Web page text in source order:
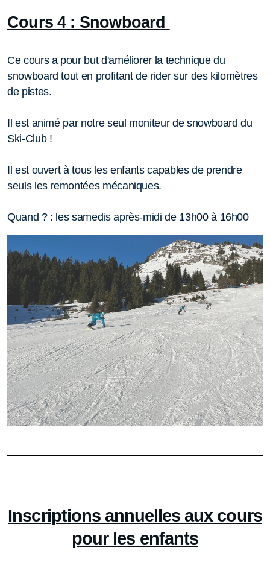
Cours 4 : Snowboard
Ce cours a pour but d'améliorer la technique du
snowboard tout en profitant de rider sur des kilomètres
de pistes.
Il est animé par notre seul moniteur de snowboard du
Ski-Club !
Il est ouvert à tous les enfants capables de prendre
seuls les remontées mécaniques.
Quand ? : les samedis après-midi de 13h00 à 16h00
Inscriptions annuelles aux cours
pour les enfants